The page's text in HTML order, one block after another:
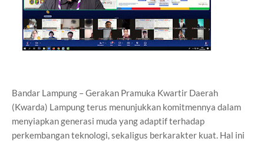
Bandar Lampung – Gerakan Pramuka Kwartir Daerah
(Kwarda) Lampung terus menunjukkan komitmennya dalam
menyiapkan generasi muda yang adaptif terhadap
perkembangan teknologi, sekaligus berkarakter kuat. Hal ini